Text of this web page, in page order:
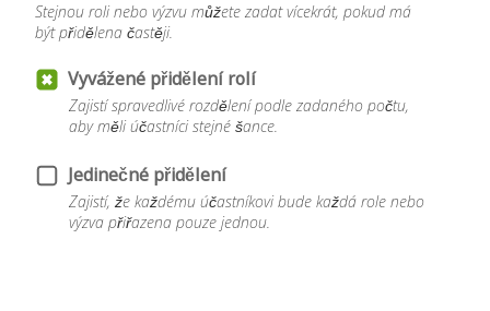
Stejnou roli nebo výzvu můžete zadat vícekrát, pokud má
být přidělena častěji.
Vyvážené přidělení rolí
Zajistí spravedlivé rozdělení podle zadaného počtu,
aby měli účastníci stejné šance.
Jedinečné přidělení
Zajistí, že každému účastníkovi bude každá role nebo
výzva přiřazena pouze jednou.